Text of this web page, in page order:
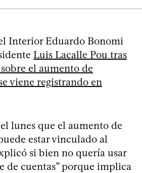
Interior Eduardo Bonomi
Luis Lacalle Pou tras
el aumento de
viene registrando en
lunes que el aumento de
estar vinculado al
si bien no quería usar
de cuentas” porque implica